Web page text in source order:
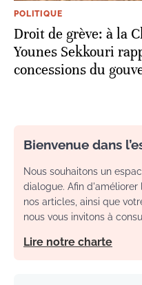
POLITIQUE
Droit de grève: à la
Younes Sekkouri
concessions du
Bienvenue dans
Nous souhaitons un
dialogue. Afin
nos articles, ainsi que
nous vous invitons à
Lire notre charte